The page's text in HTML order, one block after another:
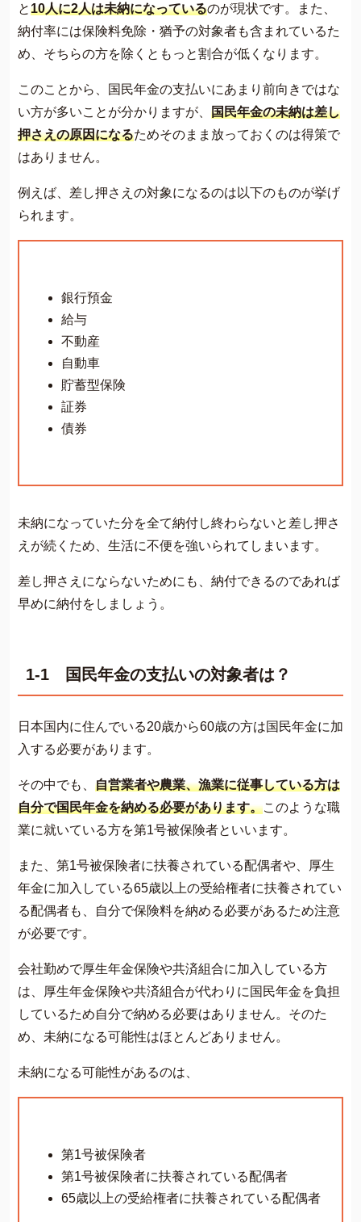
と10人に2人は未納になっているのが現状です。また、
納付率には保険料免除・猶予の対象者も含まれているた
め、そちらの方を除くともっと割合が低くなります。
このことから、国民年金の支払いにあまり前向きではな
い方が多いことが分かりますが、 国民年金の未納は差し
押さえの原因になるためそのまま放っておくのは得策で
はありません。
例えば、差し押さえの対象になるのは以下のものが挙げ
られます。
銀行預金
給与
不動産
自動車
貯蓄型保険
証券
債券
未納になっていた分を全て納付し終わらないと差し押さ
えが続くため、生活に不便を強いられてしまいます。
差し押さえにならないためにも、納付できるのであれば
早めに納付をしましょう。
1-1 国民年金の支払いの対象者は？
日本国内に住んでいる20歳から60歳の方は国民年金に加
入する必要があります。
その中でも、 自営業者や農業、漁業に従事している方は
自分で国民年金を納める必要があります。このような職
業に就いている方を第1号被保険者といいます。
また、第1号被保険者に扶養されている配偶者や、厚生
年金に加入している65歳以上の受給権者に扶養されてい
る配偶者も、自分で保険料を納める必要があるため注意
が必要です。
会社勤めで厚生年金保険や共済組合に加入している方
は、厚生年金保険や共済組合が代わりに国民年金を負担
しているため自分で納める必要はありません。そのた
め、未納になる可能性はほとんどありません。
未納になる可能性があるのは、
第1号被保険者
第1号被保険者に扶養されている配偶者
65歳以上の受給権者に扶養されている配偶者